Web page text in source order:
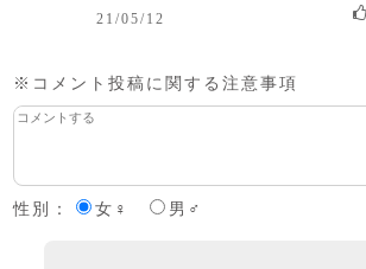
21/05/12
※コメント投稿に関する注意事項
性別：
女♀ 男♂